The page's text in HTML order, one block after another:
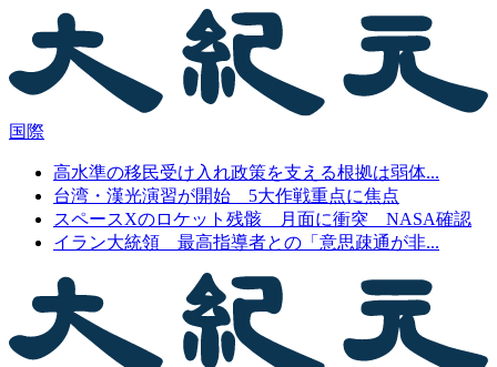
国際
高水準の移民受け入れ政策を支える根拠は弱体...
台湾・漢光演習が開始 5大作戦重点に焦点
スペースXのロケット残骸 月面に衝突 NASA確認
イラン大統領 最高指導者との「意思疎通が非...